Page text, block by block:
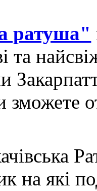
ратуша"
та
зможете
на які